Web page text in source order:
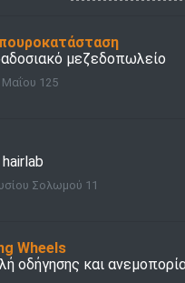
μεζεδοπωλείο
Μαΐου 125
Σολωμού 11
Wheels
οδήγησης και